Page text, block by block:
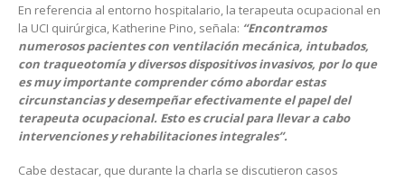
En referencia al entorno hospitalario, la terapeuta ocupacional en
la UCI quirúrgica, Katherine Pino, señala: “Encontramos
numerosos pacientes con ventilación mecánica, intubados,
con traqueotomía y diversos dispositivos invasivos, por lo que
es muy importante comprender cómo abordar estas
circunstancias y desempeñar efectivamente el papel del
terapeuta ocupacional. Esto es crucial para llevar a cabo
intervenciones y rehabilitaciones integrales”.
Cabe destacar, que durante la charla se discutieron casos